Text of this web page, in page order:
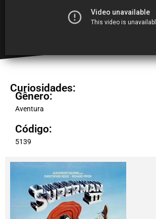
Curiosidades:
Gênero:
Aventura
Código:
5139